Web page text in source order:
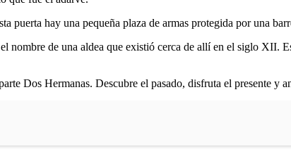
puerta hay una pequeña plaza de armas protegida por una
nombre de una aldea que existió cerca de allí en el siglo XII.
Dos Hermanas. Descubre el pasado, disfruta el presente y